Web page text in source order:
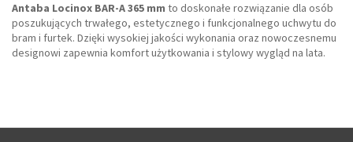
Antaba Locinox BAR-A 365 mm to doskonałe rozwiązanie dla osób
poszukujących trwałego, estetycznego i funkcjonalnego uchwytu do
bram i furtek. Dzięki wysokiej jakości wykonania oraz nowoczesnemu
designowi zapewnia komfort użytkowania i stylowy wygląd na lata.